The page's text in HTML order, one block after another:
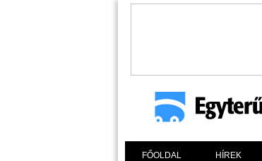
FŐOLDAL HÍREK